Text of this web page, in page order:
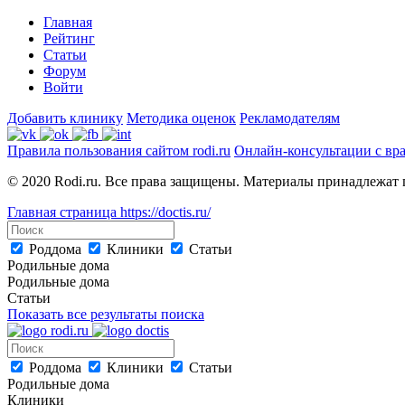
Главная
Рейтинг
Статьи
Форум
Войти
Добавить клинику Методика оценок Рекламодателям
Правила пользования сайтом rodi.ru Онлайн-консультации с
© 2020 Rodi.ru. Все права защищены. Материалы принадлежат
Главная страница https://doctis.ru/
Роддома Клиники
Статьи
Родильные дома
Родильные дома
Статьи
Показать все результаты поиска
Роддома Клиники
Статьи
Родильные дома
Клиники